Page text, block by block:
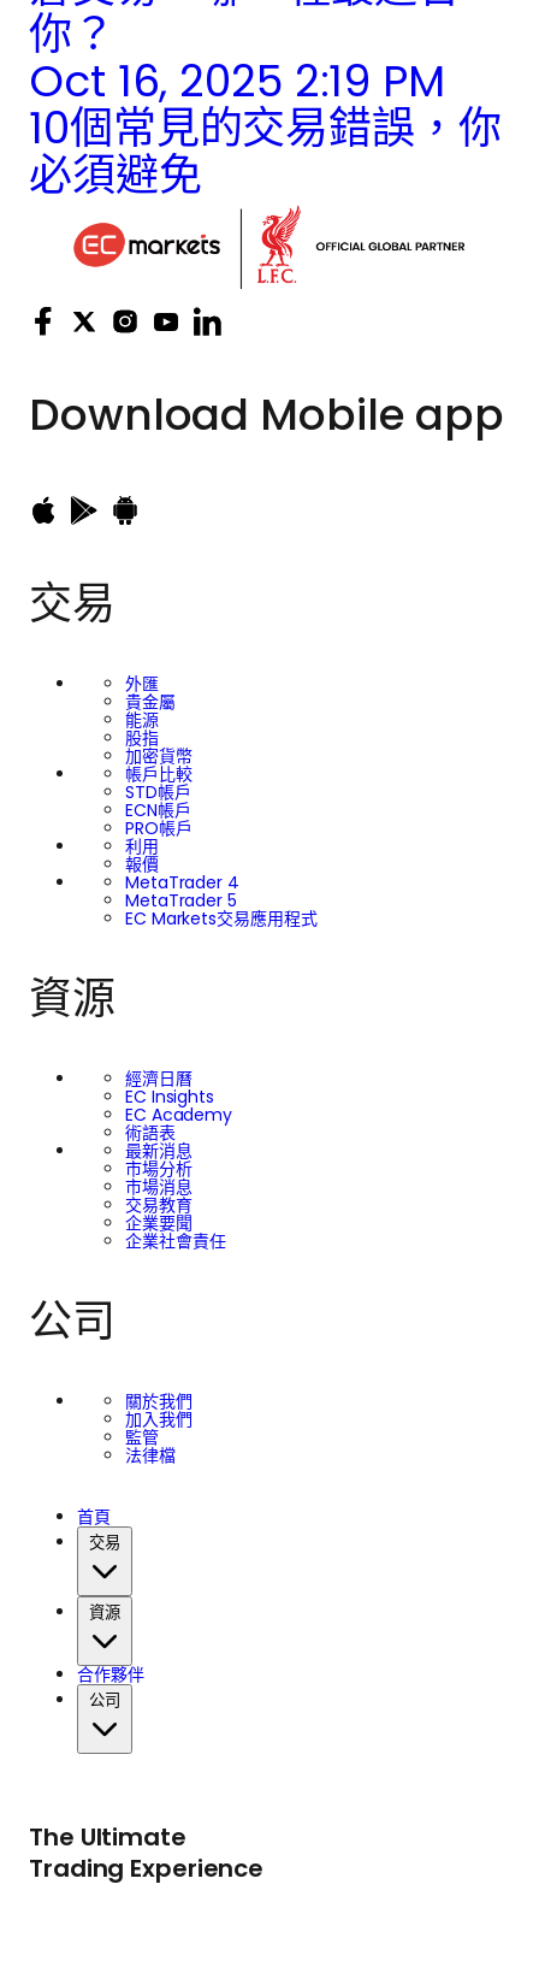
你？
Oct 16, 2025 2:19 PM
10個常見的交易錯誤，你
必須避免
Download Mobile app
交易
外匯
貴金屬
能源
股指
加密貨幣
帳戶比較
STD帳戶
ECN帳戶
PRO帳戶
利用
報價
MetaTrader 4
MetaTrader 5
EC Markets交易應用程式
資源
經濟日曆
EC Insights
EC Academy
術語表
最新消息
市場分析
市場消息
交易教育
企業要聞
企業社會責任
公司
關於我們
加入我們
監管
法律檔
首頁
交易
資源
合作夥伴
公司
The Ultimate
Trading Experience